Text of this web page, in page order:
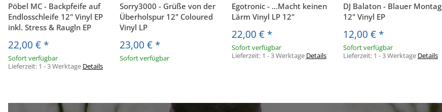
Pöbel MC - Backpfeife auf
Endlosschleife 12" Vinyl EP
inkl. Stress & Raugln EP
22,00 € *
Sofort verfügbar
Lieferzeit: 1 - 3 Werktage Details
Sorry3000 - Grüße von der
Überholspur 12" Coloured
Vinyl LP
23,00 € *
Sofort verfügbar
Egotronic - ...Macht keinen
Lärm Vinyl LP 12"
22,00 € *
Sofort verfügbar
Lieferzeit: 1 - 3 Werktage Details
DJ Balaton - Blauer Montag
12" Vinyl EP
12,00 € *
Sofort verfügbar
Lieferzeit: 1 - 3 Werktage Details